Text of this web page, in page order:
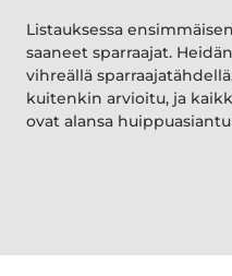
Listauksessa
saaneet sparraajat.
vihreällä
kuitenkin arvioitu, ja
ovat alansa